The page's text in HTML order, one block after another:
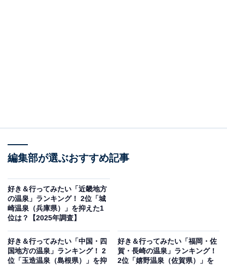
編集部が選ぶおすすめ記事
好き＆行ってみたい「近畿地方
の温泉」ランキング！ 2位「城
崎温泉（兵庫県）」を抑えた1
位は？【2025年調査】
好き＆行ってみたい「中国・四
国地方の温泉」ランキング！ 2
位「玉造温泉（島根県）」を抑
好き＆行ってみたい「福岡・佐
賀・長崎の温泉」ランキング！
2位「嬉野温泉（佐賀県）」を